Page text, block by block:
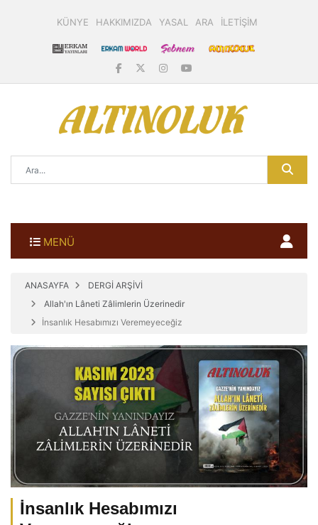
KÜNYE HAKKIMIZDA YASAL ARA İLETİŞİM
MENÜ
ANASAYFA
DERGİ ARŞİVİ
Allah'ın Lâneti Zâlimlerin Üzerinedir
İnsanlık Hesabımızı Veremeyeceğiz
İnsanlık Hesabımızı